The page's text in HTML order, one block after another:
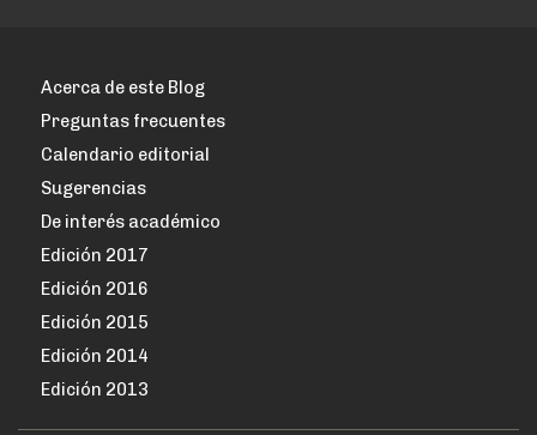
Acerca de este Blog
Preguntas frecuentes
Calendario editorial
Sugerencias
De interés académico
Edición 2017
Edición 2016
Edición 2015
Edición 2014
Edición 2013